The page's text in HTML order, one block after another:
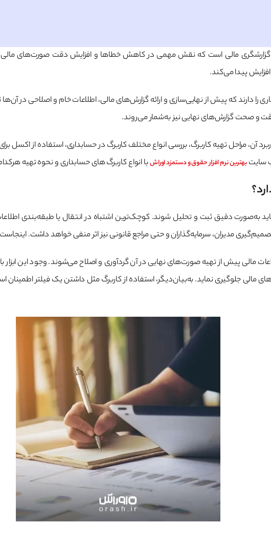
و گزارشگری مالی است که نقش مهمی در کاهش خطاها و افزایش دقت صورت‌های مالی
پیدا می‌کند.
دارند که پیش از نهایی‌سازی و ارائه گزارش‌های مالی، اطلاعات خام و اصلاحی در
و صحت گزارش‌های نهایی نیز به‌شمار می‌روند.
آن، مراحل تهیه کاربرگ، بررسی انواع مختلف کاربرگ در حسابداری، استفاده از
سایتبهترین نرم افزار حقوق و دستمزد اوراشبا انواع کاربرگ های حسابداری و نحوه تهیه
باید به‌صورت دقیق ثبت و تحلیل شوند. کوچک‌ترین اشتباه در انتقال یا طبقه‌بندی
مدیران، سرمایه‌گذاران و حتی مراجع قانونی نیز اثر منفی خواهد داشت.
پیش از تهیه صورت‌های نهایی در آن گردآوری و اصلاح می‌شوند. وجود این ابزار
مالی جلوگیری نماید. به‌بیان‌دیگر، استفاده از کاربرگ مثل داشتن یک فیلتر